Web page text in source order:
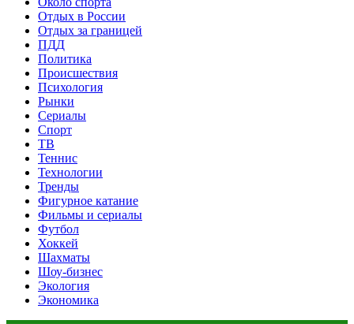
Отдых в России
Отдых за границей
ПДД
Политика
Происшествия
Психология
Рынки
Сериалы
Спорт
ТВ
Теннис
Технологии
Тренды
Фигурное катание
Фильмы и сериалы
Футбол
Хоккей
Шахматы
Шоу-бизнес
Экология
Экономика